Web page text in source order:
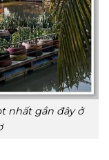
nhất gần đây ở